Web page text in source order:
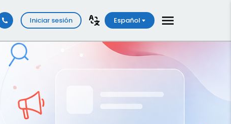
Iniciar sesión Español